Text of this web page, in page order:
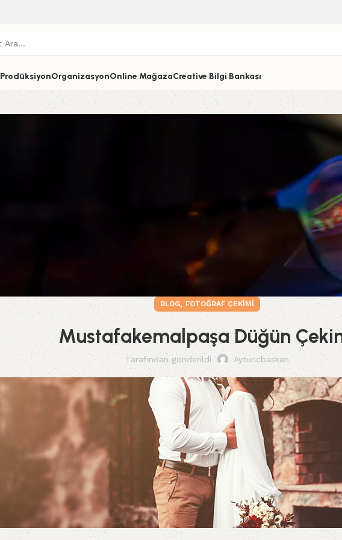
ProdüksiyonOrganizasyonOnline MağazaCreative Bilgi Bankası
BLOG, FOTOĞRAF ÇEKIMI
Mustafakemalpaşa Düğün
Tarafından gönderildi Aytuncbaskan